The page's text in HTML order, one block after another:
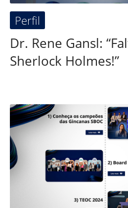
Perfil
Dr. Rene Gansl:
Sherlock Holmes!”